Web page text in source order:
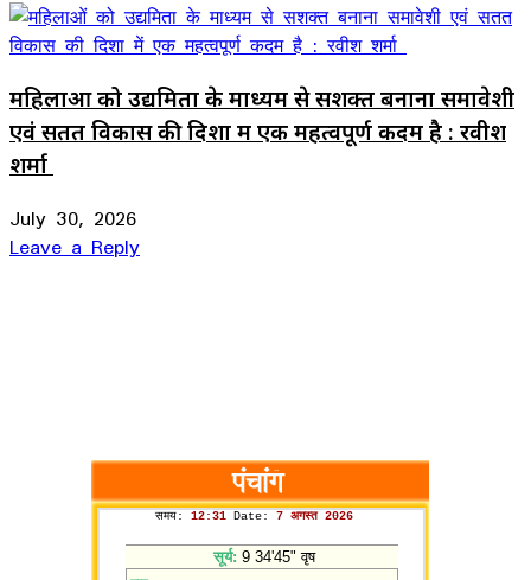
महिलाओं को उद्यमिता के माध्यम से सशक्त बनाना समावेशी
एवं सतत विकास की दिशा में एक महत्वपूर्ण कदम है : रवीश
शर्मा
July 30, 2026
Leave a Reply